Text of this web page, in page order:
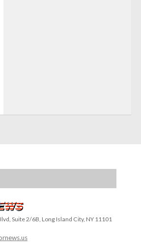
Suite 2/6B, Long Island City, NY 11101